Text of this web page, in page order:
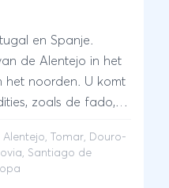
en Spanje.
de Alentejo in het
het noorden. U komt
zoals de fado,
in Lissabon,
de natuurlijke
, Alentejo, Tomar, Douro-
Santiago de